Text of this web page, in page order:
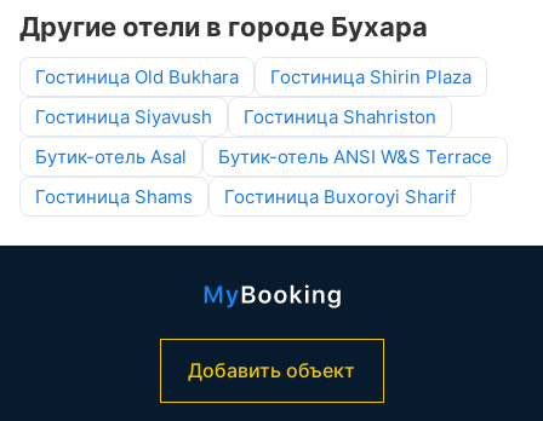
Другие отели в городе Бухара
Гостиница Old Bukhara
Гостиница Shirin Plaza
Гостиница Siyavush
Гостиница Shahriston
Бутик-отель Asal
Бутик-отель ANSI W&S Terrace
Гостиница Shams
Гостиница Buxoroyi Sharif
Добавить объект